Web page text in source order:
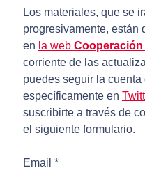
Los materiales, que se
progresivamente, están
en la web Cooperación
corriente de las
puedes seguir la
específicamente en
suscribirte a través de
el siguiente formulario.
Email *